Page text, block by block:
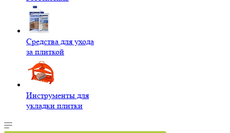
Средства для ухода
за плиткой
Инструменты для
укладки плитки